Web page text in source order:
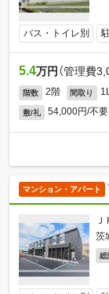
バス・トイレ別
5.4万円 （管理費
階数 2階 間取り
敷/礼 54,000円/不要
マンション・アパート
茨
総